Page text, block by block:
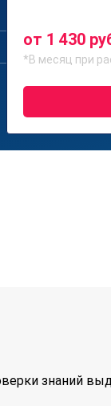
от 1 430
*В месяц при
знаний